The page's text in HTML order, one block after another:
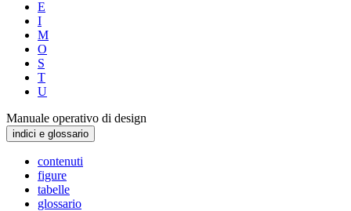
E
I
M
O
S
T
U
Manuale operativo di design
indici e glossario
contenuti
figure
tabelle
glossario